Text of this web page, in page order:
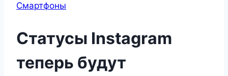
Смартфоны
Статусы Instagram
теперь будут